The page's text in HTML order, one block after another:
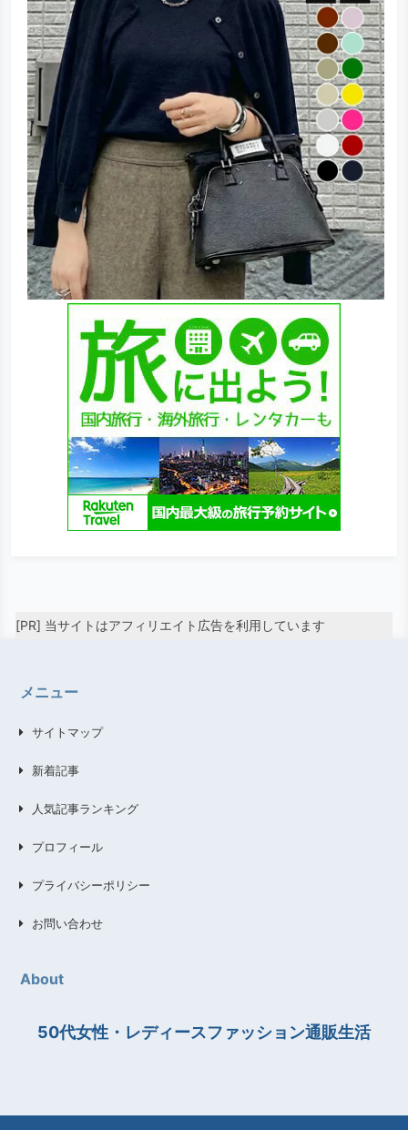
[PR] 当サイトはアフィリエイト広告を利用しています
メニュー
サイトマップ
新着記事
人気記事ランキング
プロフィール
プライバシーポリシー
お問い合わせ
About
50代女性・レディースファッション通販生活